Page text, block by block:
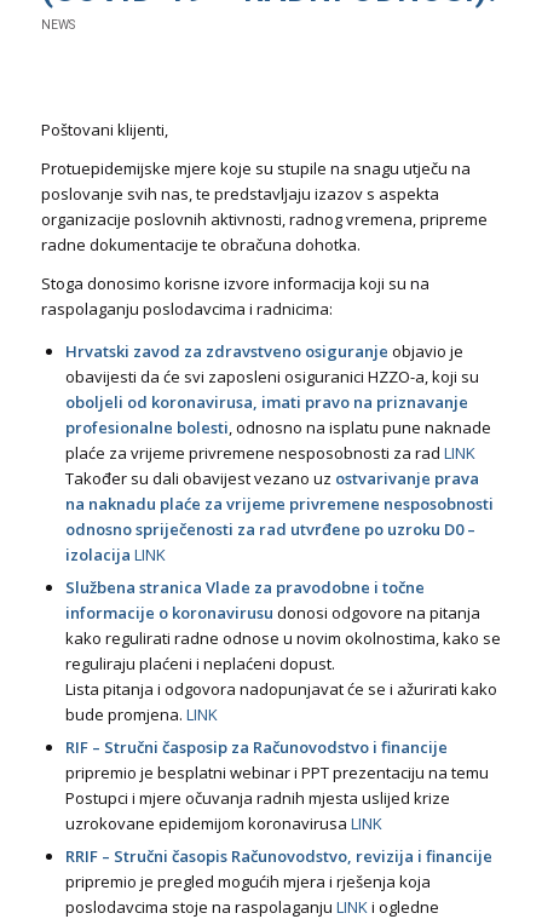
NEWS
Poštovani klijenti,
Protuepidemijske mjere koje su stupile na snagu utječu na
poslovanje svih nas, te predstavljaju izazov s aspekta
organizacije poslovnih aktivnosti, radnog vremena, pripreme
radne dokumentacije te obračuna dohotka.
Stoga donosimo korisne izvore informacija koji su na
raspolaganju poslodavcima i radnicima:
Hrvatski zavod za zdravstveno osiguranje objavio je
obavijesti da će svi zaposleni osiguranici HZZO-a, koji su
oboljeli od koronavirusa, imati pravo na priznavanje
profesionalne bolesti, odnosno na isplatu pune naknade
plaće za vrijeme privremene nesposobnosti za rad LINK
Također su dali obavijest vezano uz ostvarivanje prava
na naknadu plaće za vrijeme privremene nesposobnosti
odnosno spriječenosti za rad utvrđene po uzroku D0 –
izolacija LINK
Službena stranica Vlade za pravodobne i točne
informacije o koronavirusu donosi odgovore na pitanja
kako regulirati radne odnose u novim okolnostima, kako se
reguliraju plaćeni i neplaćeni dopust.
Lista pitanja i odgovora nadopunjavat će se i ažurirati kako
bude promjena. LINK
RIF – Stručni časposip za Računovodstvo i financije
pripremio je besplatni webinar i PPT prezentaciju na temu
Postupci i mjere očuvanja radnih mjesta uslijed krize
uzrokovane epidemijom koronavirusa LINK
RRIF – Stručni časopis Računovodstvo, revizija i financije
pripremio je pregled mogućih mjera i rješenja koja
poslodavcima stoje na raspolaganju LINKi ogledne